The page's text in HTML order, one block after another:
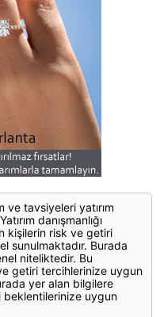
ve tavsiyeleri yatırım
danışmanlığı
kişilerin risk ve getiri
sunulmaktadır. Burada
niteliktedir. Bu
getiri tercihlerinize uygun
yer alan bilgilere
beklentilerinize uygun